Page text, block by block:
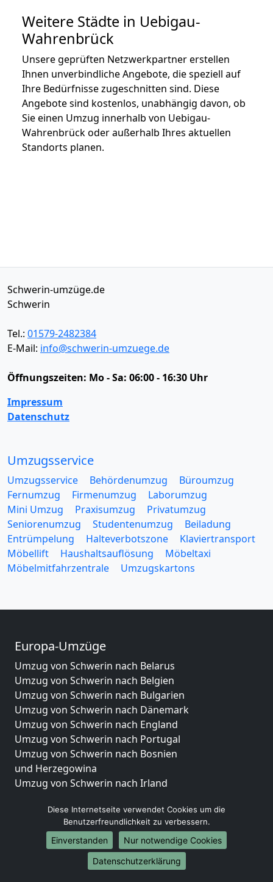
Weitere Städte in Uebigau-
Wahrenbrück
Unsere geprüften Netzwerkpartner erstellen
Ihnen unverbindliche Angebote, die speziell auf
Ihre Bedürfnisse zugeschnitten sind. Diese
Angebote sind kostenlos, unabhängig davon, ob
Sie einen Umzug innerhalb von Uebigau-
Wahrenbrück oder außerhalb Ihres aktuellen
Standorts planen.
Schwerin-umzüge.de
Schwerin
Tel.: 01579-2482384
E-Mail: info@schwerin-umzuege.de
Öffnungszeiten: Mo - Sa: 06:00 - 16:30 Uhr
Impressum
Datenschutz
Umzugsservice
Umzugsservice Behördenumzug
Büroumzug
Fernumzug
Firmenumzug
Laborumzug
Mini Umzug
Praxisumzug
Privatumzug
Seniorenumzug
Studentenumzug
Beiladung
Entrümpelung
Halteverbotszone
Klaviertransport
Möbellift
Haushaltsauflösung
Möbeltaxi
Möbelmitfahrzentrale
Umzugskartons
Europa-Umzüge
Umzug von Schwerin nach Belarus
Umzug von Schwerin nach Belgien
Umzug von Schwerin nach Bulgarien
Umzug von Schwerin nach Dänemark
Umzug von Schwerin nach England
Umzug von Schwerin nach Portugal
Umzug von Schwerin nach Bosnien
und Herzegowina
Umzug von Schwerin nach Irland
Umzug von Schwerin nach Zypern
Umzug von Schwerin nach Kroatien
Umzug von Schwerin nach Estland
Umzug von Schwerin nach Finnland
Umzug von Schwerin nach Frankreich
Diese Internetseite verwendet Cookies um die
Benutzerfreundlichkeit zu verbessern.
Einverstanden
Nur notwendige Cookies
Datenschutzerklärung